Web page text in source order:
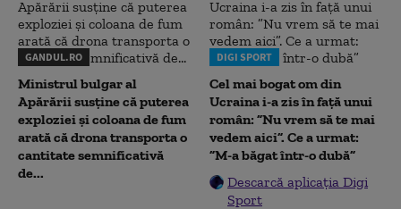
GANDUL.RO
Ministrul bulgar al
Apărării susține că puterea
exploziei și coloana de fum
arată că drona transporta o
cantitate semnificativă
de...
DIGI SPORT
Cel mai bogat om din
Ucraina i-a zis în față unui
român: ”Nu vrem să te mai
vedem aici”. Ce a urmat:
”M-a băgat într-o dubă”
Descarcă aplicația Digi
Sport